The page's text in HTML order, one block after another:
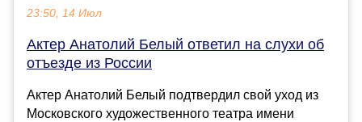
23:50, 14 Июл
Актер Анатолий Белый ответил на слухи об
отъезде из России
Актер Анатолий Белый подтвердил свой уход из
Московского художественного театра имени